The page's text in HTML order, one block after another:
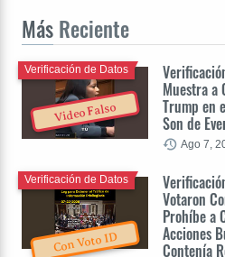
Más Reciente
Video Falso
Muestra a
Trump en
Son de
Verificación de Datos
Ago 7,
Con Voto ID
Votaron
Prohíbe a
Acciones
Contenía
Verificación de Datos